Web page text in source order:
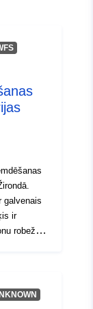
galvenais
ir
robežas
un zilā